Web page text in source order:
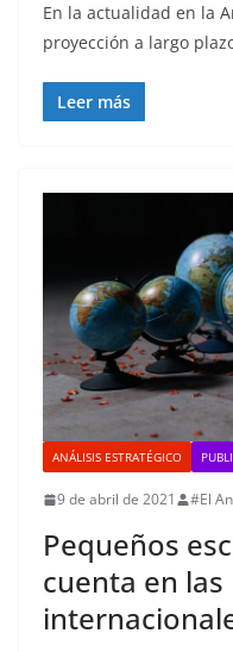
En la actualidad en la
proyección a largo
Leer más
ANÁLISIS ESTRATÉGICO
9 de abril de 2021 #El
Pequeños
cuenta en